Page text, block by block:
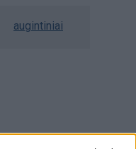
augintiniai